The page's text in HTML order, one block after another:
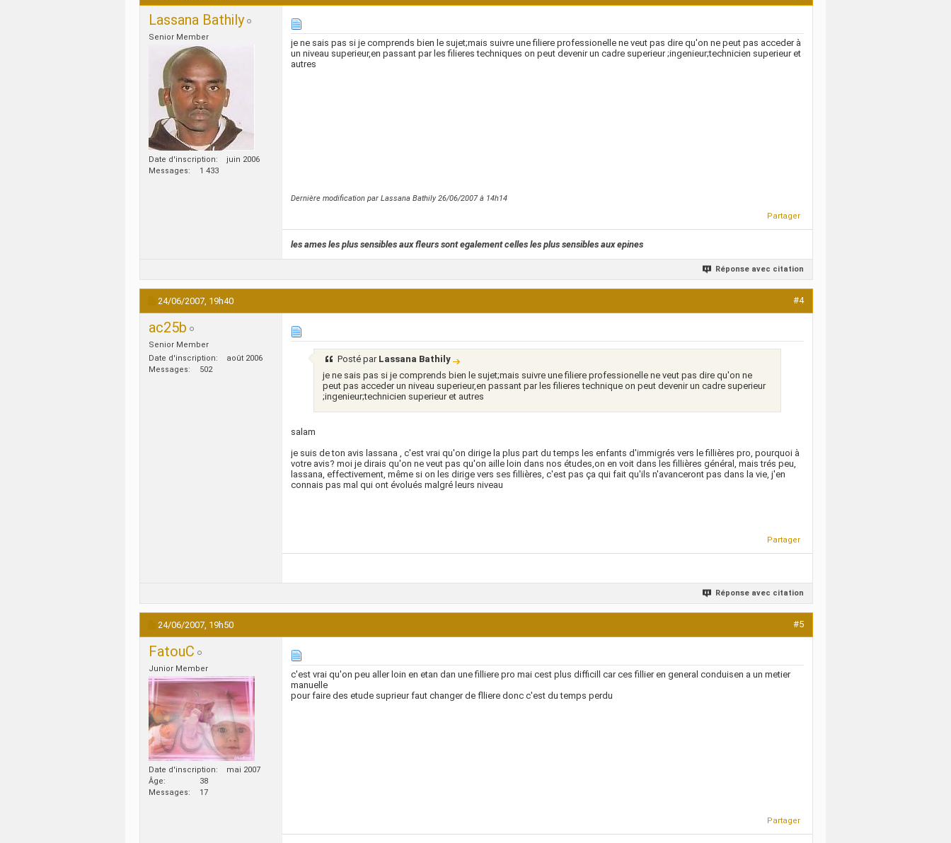
Lassana Bathily
Senior Member
Date d'inscription
juin 2006
Messages
1 433
je ne sais pas si je comprends bien le sujet;mais suivre une filiere professionelle ne veut pas dire qu'on ne peut pas acceder à
un niveau superieur,en passant par les filieres techniques on peut devenir un cadre superieur ;ingenieur;technicien superieur et
autres
Dernière modification par Lassana Bathily 26/06/2007 à 14h14
Partager
les ames les plus sensibles aux fleurs sont egalement celles les plus sensibles aux epines
Réponse avec citation
24/06/2007, 19h40 #4
ac25b
Senior Member
Date d'inscription
août 2006
Messages
502
Posté par Lassana Bathily
je ne sais pas si je comprends bien le sujet;mais suivre une filiere professionelle ne veut pas dire qu'on ne
peut pas acceder un niveau superieur,en passant par les filieres technique on peut devenir un cadre superieur
;ingenieur;technicien superieur et autres
salam
je suis de ton avis lassana , c'est vrai qu'on dirige la plus part du temps les enfants d'immigrés vers le fillières pro, pourquoi à
votre avis? moi je dirais qu'on ne veut pas qu'on aille loin dans nos études,on en voit dans les fillières général, mais trés peu,
lassana, effectivement, même si on les dirige vers ses fillières, c'est pas ça qui fait qu'ils n'avanceront pas dans la vie, j'en
connais pas mal qui ont évolués malgré leurs niveau
Partager
Réponse avec citation
24/06/2007, 19h50 #5
FatouC
Junior Member
Date d'inscription
mai 2007
Âge
38
Messages
17
c'est vrai qu'on peu aller loin en etan dan une filliere pro mai cest plus difficill car ces fillier en general conduisen a un metier
manuelle
pour faire des etude suprieur faut changer de flliere donc c'est du temps perdu
Partager